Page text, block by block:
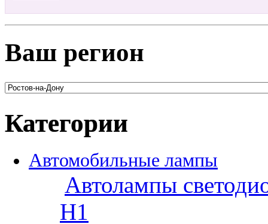
Ваш регион
Категории
Автомобильные лампы
Автолампы
H1